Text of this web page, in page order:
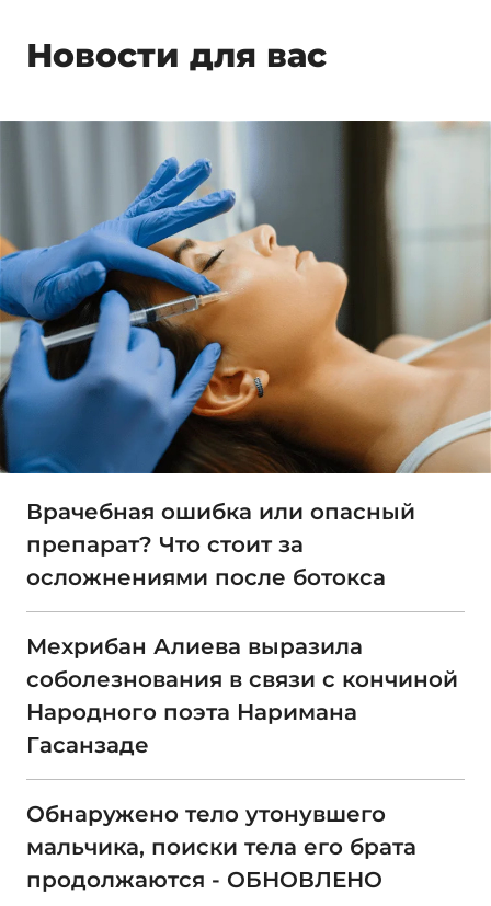
Новости для вас
Врачебная ошибка или опасный
препарат? Что стоит за
осложнениями после ботокса
Мехрибан Алиева выразила
соболезнования в связи с кончиной
Народного поэта Наримана
Гасанзаде
Обнаружено тело утонувшего
мальчика, поиски тела его брата
продолжаются - ОБНОВЛЕНО